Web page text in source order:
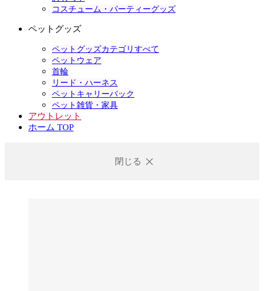
コスチューム・パーティーグッズ
ペットグッズ
ペットグッズカテゴリすべて
ペットウェア
首輪
リード・ハーネス
ペットキャリーバック
ペット雑貨・家具
アウトレット
ホーム TOP
閉じる